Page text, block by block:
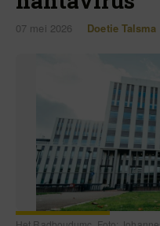
07 mei 2026 Doetie Talsma